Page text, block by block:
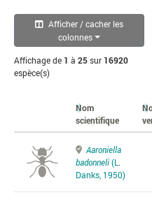
Afficher / cacher les
colonnes
Affichage de 1 à 25sur 16920
espèce(s)
Nom
scientifique
Aaroniella
badonneli(L.
Danks, 1950)